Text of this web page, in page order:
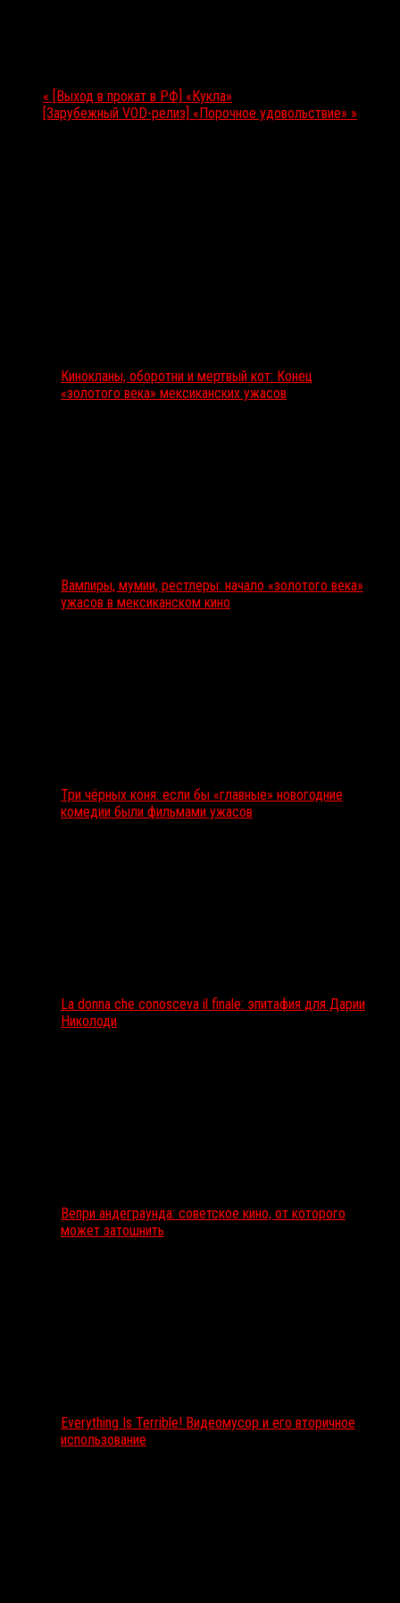
« [Выход в прокат в РФ] «Кукла»
[Зарубежный VOD-релиз] «Порочное удовольствие» »
Кинокланы, оборотни и мертвый кот: Конец
«золотого века» мексиканских ужасов
Вампиры, мумии, рестлеры: начало «золотого века»
ужасов в мексиканском кино
Три чёрных коня: если бы «главные» новогодние
комедии были фильмами ужасов
La donna che conosceva il finale: эпитафия для Дарии
Николоди
Вепри андеграунда: советское кино, от которого
может затошнить
Everything Is Terrible! Видеомусор и его вторичное
использование